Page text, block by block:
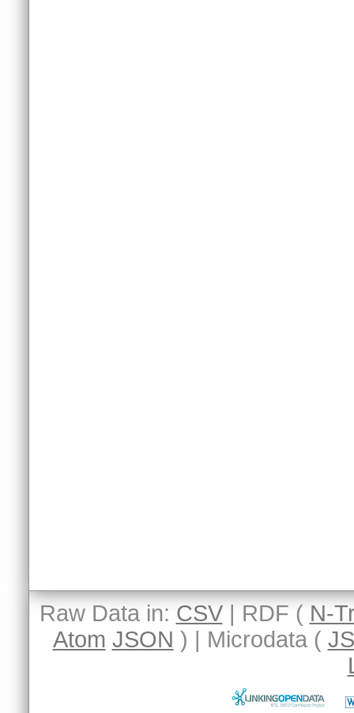
Raw Data in: CSV| RDF ( N-
Atom JSON ) | Microdata (